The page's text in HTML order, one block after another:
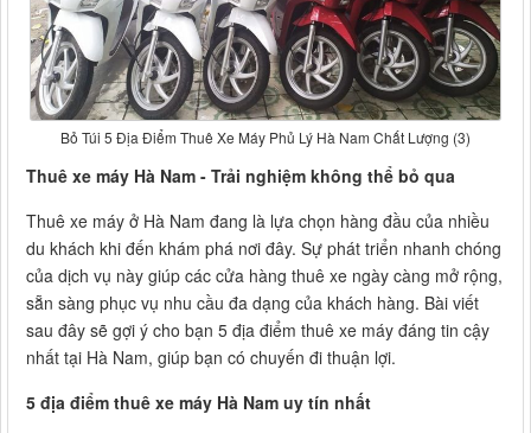
Bỏ Túi 5 Địa Điểm Thuê Xe Máy Phủ Lý Hà Nam Chất Lượng (3)
Thuê xe máy Hà Nam - Trải nghiệm không thể bỏ qua
Thuê xe máy ở Hà Nam đang là lựa chọn hàng đầu của nhiều
du khách khi đến khám phá nơi đây. Sự phát triển nhanh chóng
của dịch vụ này giúp các cửa hàng thuê xe ngày càng mở rộng,
sẵn sàng phục vụ nhu cầu đa dạng của khách hàng. Bài viết
sau đây sẽ gợi ý cho bạn 5 địa điểm thuê xe máy đáng tin cậy
nhất tại Hà Nam, giúp bạn có chuyến đi thuận lợi.
5 địa điểm thuê xe máy Hà Nam uy tín nhất